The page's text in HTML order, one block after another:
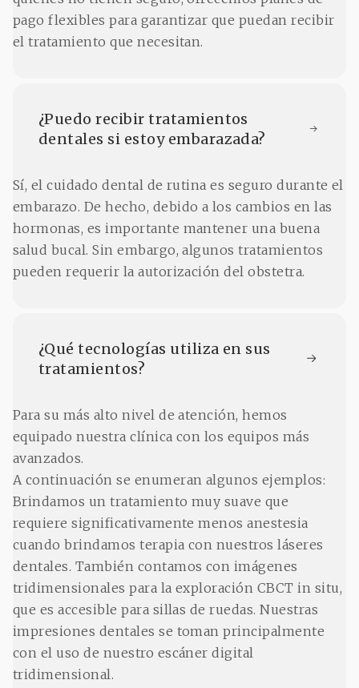
pago flexibles para garantizar que puedan recibir
el tratamiento que necesitan.
¿Puedo recibir tratamientos
dentales si estoy embarazada?
Sí, el cuidado dental de rutina es seguro durante el
embarazo. De hecho, debido a los cambios en las
hormonas, es importante mantener una buena
salud bucal. Sin embargo, algunos tratamientos
pueden requerir la autorización del obstetra.
¿Qué tecnologías utiliza en sus
tratamientos?
Para su más alto nivel de atención, hemos
equipado nuestra clínica con los equipos más
avanzados.
A continuación se enumeran algunos ejemplos:
Brindamos un tratamiento muy suave que
requiere significativamente menos anestesia
cuando brindamos terapia con nuestros láseres
dentales. También contamos con imágenes
tridimensionales para la exploración CBCT in situ,
que es accesible para sillas de ruedas. Nuestras
impresiones dentales se toman principalmente
con el uso de nuestro escáner digital
tridimensional.